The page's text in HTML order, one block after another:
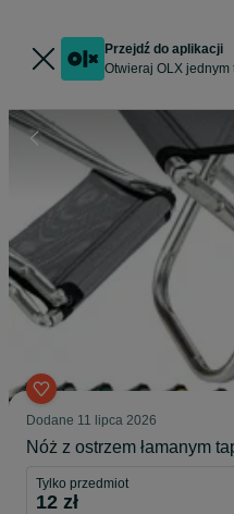
Przejdź do aplikacji
Otwieraj OLX jednym
Dodane 11 lipca 2026
Nóż z ostrzem łamanym
Tylko przedmiot
12 zł